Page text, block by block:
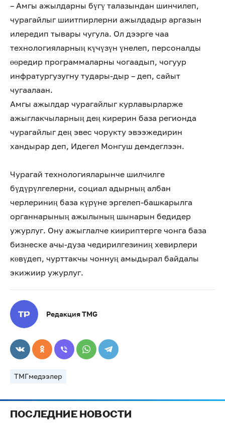
– Амгы ажылдарны бүгү талазындан шинчилеп,
чурагайлыг шиитпирлерни ажылдадыр аргазын
илередип тывары чугула. Ол дээрге чаа
технологияларның күчүзүн үнелеп, персоналды
өөредир программаларны чогаадып, чогуур
инфратургузугну тудары-дыр – деп, сайыт
чугаалаан.
Амгы ажылдар чурагайлыг курлавырларже
ажыглакчыларның дең кирерин база регионда
чурагайлыг дең эвес чорукту эвээжедирин
хандырар деп, Идегел Монгуш демдеглээн.
Чурагай технологияларынче шилчилге
бүдүрүлгелерни, социал адырның албан
черлериниң база күрүне эргелеп-башкарылга
органнарының ажылының шынарын бедидер
ужурлуг. Ону ажыглалче киириптерге чонга база
бизнеске ачы-дуза чедирилгезиниң хевирлери
көвүдеп, чурттакчы чоннуң амыдырал байдалы
экижиир ужурлуг.
Редакция TMG
ТМГмедээлер
ПОСЛЕДНИЕ НОВОСТИ